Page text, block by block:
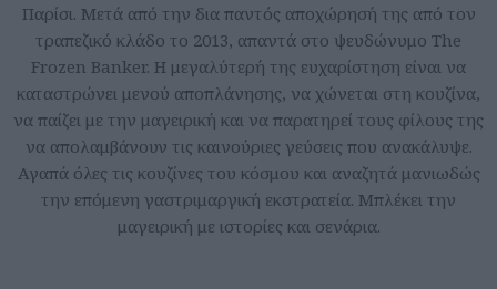
Παρίσι. Μετά από την δια παντός αποχώρησή της από τον
τραπεζικό κλάδο το 2013, απαντά στο ψευδώνυμο The
Frozen Banker. Η μεγαλύτερή της ευχαρίστηση είναι να
καταστρώνει μενού αποπλάνησης, να χώνεται στη κουζίνα,
να παίζει με την μαγειρική και να παρατηρεί τους φίλους της
να απολαμβάνουν τις καινούριες γεύσεις που ανακάλυψε.
Αγαπά όλες τις κουζίνες του κόσμου και αναζητά μανιωδώς
την επόμενη γαστριμαργική εκστρατεία. Μπλέκει την
μαγειρική με ιστορίες και σενάρια.